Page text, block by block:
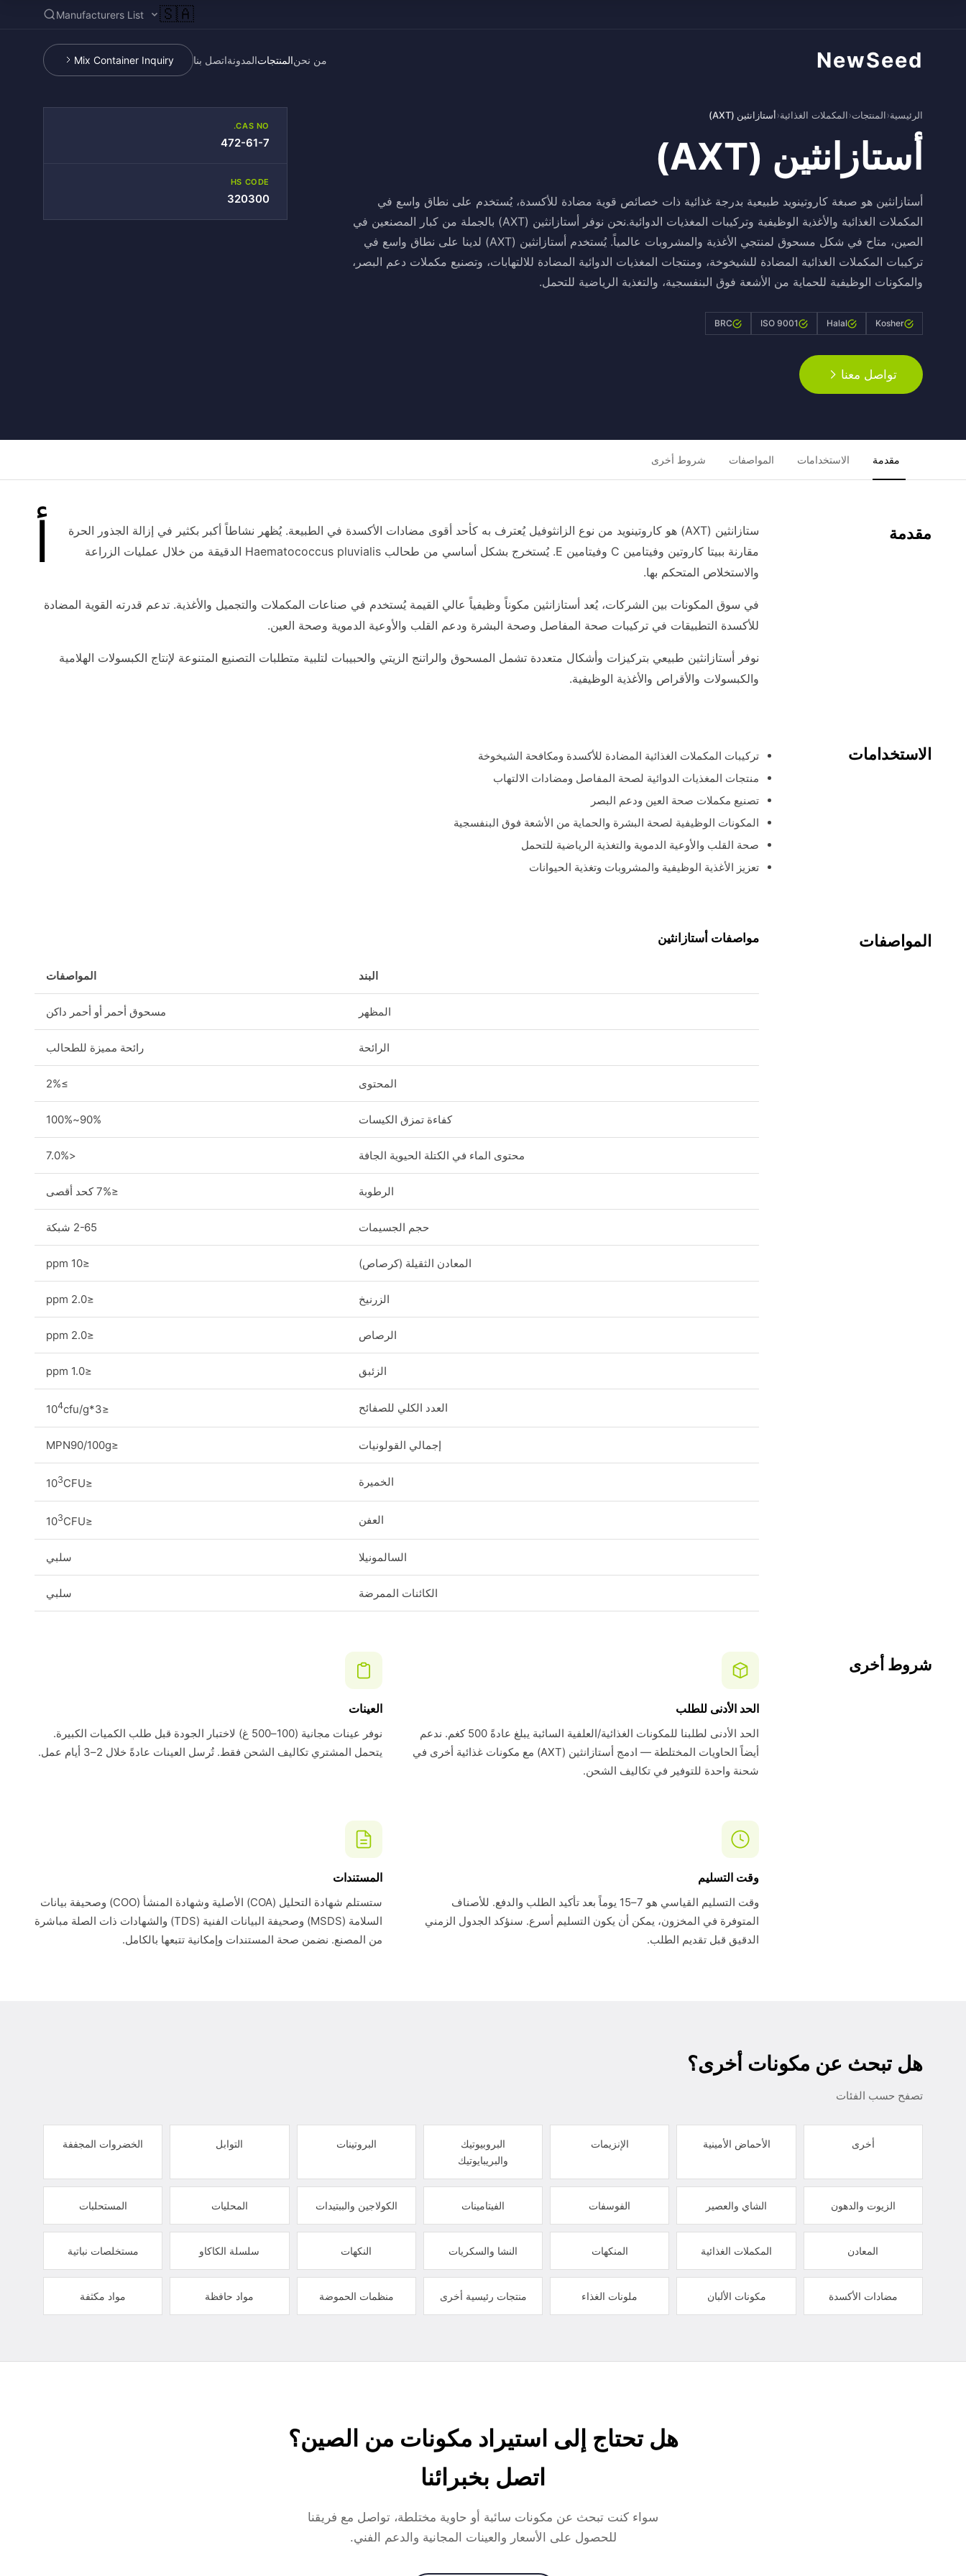
🇸🇦
Manufacturers List
NewSeed من نحنالمنتجاتالمدونةاتصل بنا Mix Container Inquiry
الرئيسية›المنتجات›المكملات الغذائية›أستازانثين (AXT)
أستازانثين (AXT)
أستازانثين هو صبغة كاروتينويد طبيعية بدرجة غذائية ذات خصائص قوية مضادة للأكسدة، يُستخدم على نطاق واسع في
المكملات الغذائية والأغذية الوظيفية وتركيبات المغذيات الدوائية.نحن نوفر أستازانثين (AXT) بالجملة من كبار المصنعين في
الصين، متاح في شكل مسحوق لمنتجي الأغذية والمشروبات عالمياً. يُستخدم أستازانثين (AXT) لدينا على نطاق واسع في
تركيبات المكملات الغذائية المضادة للشيخوخة، ومنتجات المغذيات الدوائية المضادة للالتهابات، وتصنيع مكملات دعم البصر،
والمكونات الوظيفية للحماية من الأشعة فوق البنفسجية، والتغذية الرياضية للتحمل.
Kosher
Halal
ISO 9001
BRC
تواصل معنا
CAS NO.
472-61-7
HS CODE
320300
مقدمة الاستخدامات المواصفات شروط أخرى
مقدمة أ
ستازانثين (AXT) هو كاروتينويد من نوع الزانثوفيل يُعترف به كأحد أقوى مضادات الأكسدة في الطبيعة. يُظهر نشاطاً أكبر بكثير في إزالة الجذور الحرة
مقارنة ببيتا كاروتين وفيتامين C وفيتامين E. يُستخرج بشكل أساسي من طحالب Haematococcus pluvialis الدقيقة من خلال عمليات الزراعة
والاستخلاص المتحكم بها.
في سوق المكونات بين الشركات، يُعد أستازانثين مكوناً وظيفياً عالي القيمة يُستخدم في صناعات المكملات والتجميل والأغذية. تدعم قدرته القوية المضادة
للأكسدة التطبيقات في تركيبات صحة المفاصل وصحة البشرة ودعم القلب والأوعية الدموية وصحة العين.
نوفر أستازانثين طبيعي بتركيزات وأشكال متعددة تشمل المسحوق والراتنج الزيتي والحبيبات لتلبية متطلبات التصنيع المتنوعة لإنتاج الكبسولات الهلامية
والكبسولات والأقراص والأغذية الوظيفية.
الاستخدامات
تركيبات المكملات الغذائية المضادة للأكسدة ومكافحة الشيخوخة
منتجات المغذيات الدوائية لصحة المفاصل ومضادات الالتهاب
تصنيع مكملات صحة العين ودعم البصر
المكونات الوظيفية لصحة البشرة والحماية من الأشعة فوق البنفسجية
صحة القلب والأوعية الدموية والتغذية الرياضية للتحمل
تعزيز الأغذية الوظيفية والمشروبات وتغذية الحيوانات
المواصفات مواصفات أستازانثين
البند المواصفات
المظهر مسحوق أحمر أو أحمر داكن
الرائحة رائحة مميزة للطحالب
المحتوى ≥2%
كفاءة تمزق الكيسات 90%~100%
محتوى الماء في الكتلة الحيوية الجافة <7.0%
الرطوبة ≤7% كحد أقصى
حجم الجسيمات 2-65 شبكة
المعادن الثقيلة (كرصاص) ≤10 ppm
الزرنيخ ≤2.0 ppm
الرصاص ≤2.0 ppm
الزئبق ≤1.0 ppm
العدد الكلي للصفائح ≤3*10
4cfu/g
إجمالي القولونيات ≤MPN90/100g
الخميرة ≤10
3CFU
العفن ≤10
3CFU
السالمونيلا سلبي
الكائنات الممرضة سلبي
شروط أخرى
الحد الأدنى للطلب
الحد الأدنى لطلبنا للمكونات الغذائية/العلفية السائبة يبلغ عادةً 500 كغم. ندعم
أيضاً الحاويات المختلطة — ادمج أستازانثين (AXT) مع مكونات غذائية أخرى في
شحنة واحدة للتوفير في تكاليف الشحن.
العينات
نوفر عينات مجانية (100–500 غ) لاختبار الجودة قبل طلب الكميات الكبيرة.
يتحمل المشتري تكاليف الشحن فقط. تُرسل العينات عادةً خلال 2–3 أيام عمل.
وقت التسليم
وقت التسليم القياسي هو 7–15 يوماً بعد تأكيد الطلب والدفع. للأصناف
المتوفرة في المخزون، يمكن أن يكون التسليم أسرع. سنؤكد الجدول الزمني
الدقيق قبل تقديم الطلب.
المستندات
ستستلم شهادة التحليل (COA) الأصلية وشهادة المنشأ (COO) وصحيفة بيانات
السلامة (MSDS) وصحيفة البيانات الفنية (TDS) والشهادات ذات الصلة مباشرة
من المصنع. نضمن صحة المستندات وإمكانية تتبعها بالكامل.
هل تبحث عن مكونات أخرى؟
تصفح حسب الفئات
أخرى الأحماض الأمينية الإنزيمات
البروبيوتيك
والبريبايوتيك
البروتينات التوابل الخضروات المجففة
الزيوت والدهون الشاي والعصير الفوسفات الفيتامينات الكولاجين والببتيدات المحليات المستحلبات
المعادن المكملات الغذائية المنكهات النشا والسكريات النكهات سلسلة الكاكاو مستخلصات نباتية
مضادات الأكسدة مكونات الألبان ملونات الغذاء منتجات رئيسية أخرى منظمات الحموضة مواد حافظة مواد مكثفة
هل تحتاج إلى استيراد مكونات من الصين؟
اتصل بخبرائنا
سواء كنت تبحث عن مكونات سائبة أو حاوية مختلطة، تواصل مع فريقنا
للحصول على الأسعار والعينات المجانية والدعم الفني.